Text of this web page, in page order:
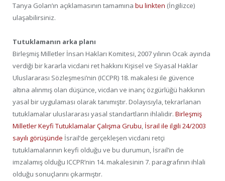
Tanya Golan’ın açıklamasının tamamına bu linkten (İngilizce)
ulaşabilirsiniz.
Tutuklamanın arka planı
Birleşmiş Milletler İnsan Hakları Komitesi, 2007 yılının Ocak ayında
verdiği bir kararla vicdani ret hakkını Kişisel ve Siyasal Haklar
Uluslararası Sözleşmesi’nin (ICCPR) 18. makalesi ile güvence
altına alınmış olan düşünce, vicdan ve inanç özgürlüğü hakkının
yasal bir uygulaması olarak tanımıştır. Dolayısıyla, tekrarlanan
tutuklamalar uluslararası yasal standartların ihlalidir. Birleşmiş
Milletler Keyfi Tutuklamalar Çalışma Grubu, İsrail ile ilgili 24/2003
sayılı görüşünde İsrail’de gerçekleşen vicdani retçi
tutuklamalarının keyfi olduğu ve bu durumun, İsrail’in de
imzalamış olduğu ICCPR’nin 14. makalesinin 7. paragrafının ihlali
olduğu sonuçlarını çıkarmıştır.